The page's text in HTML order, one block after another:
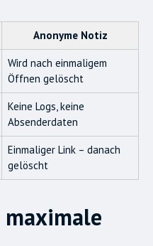
Anonyme Notiz
Wird nach einmaligem
Öffnen gelöscht
Keine Logs, keine
Absenderdaten
Einmaliger Link – danach
gelöscht